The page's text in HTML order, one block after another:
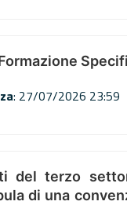
: 27/07/2026 23:59
del terzo
di una